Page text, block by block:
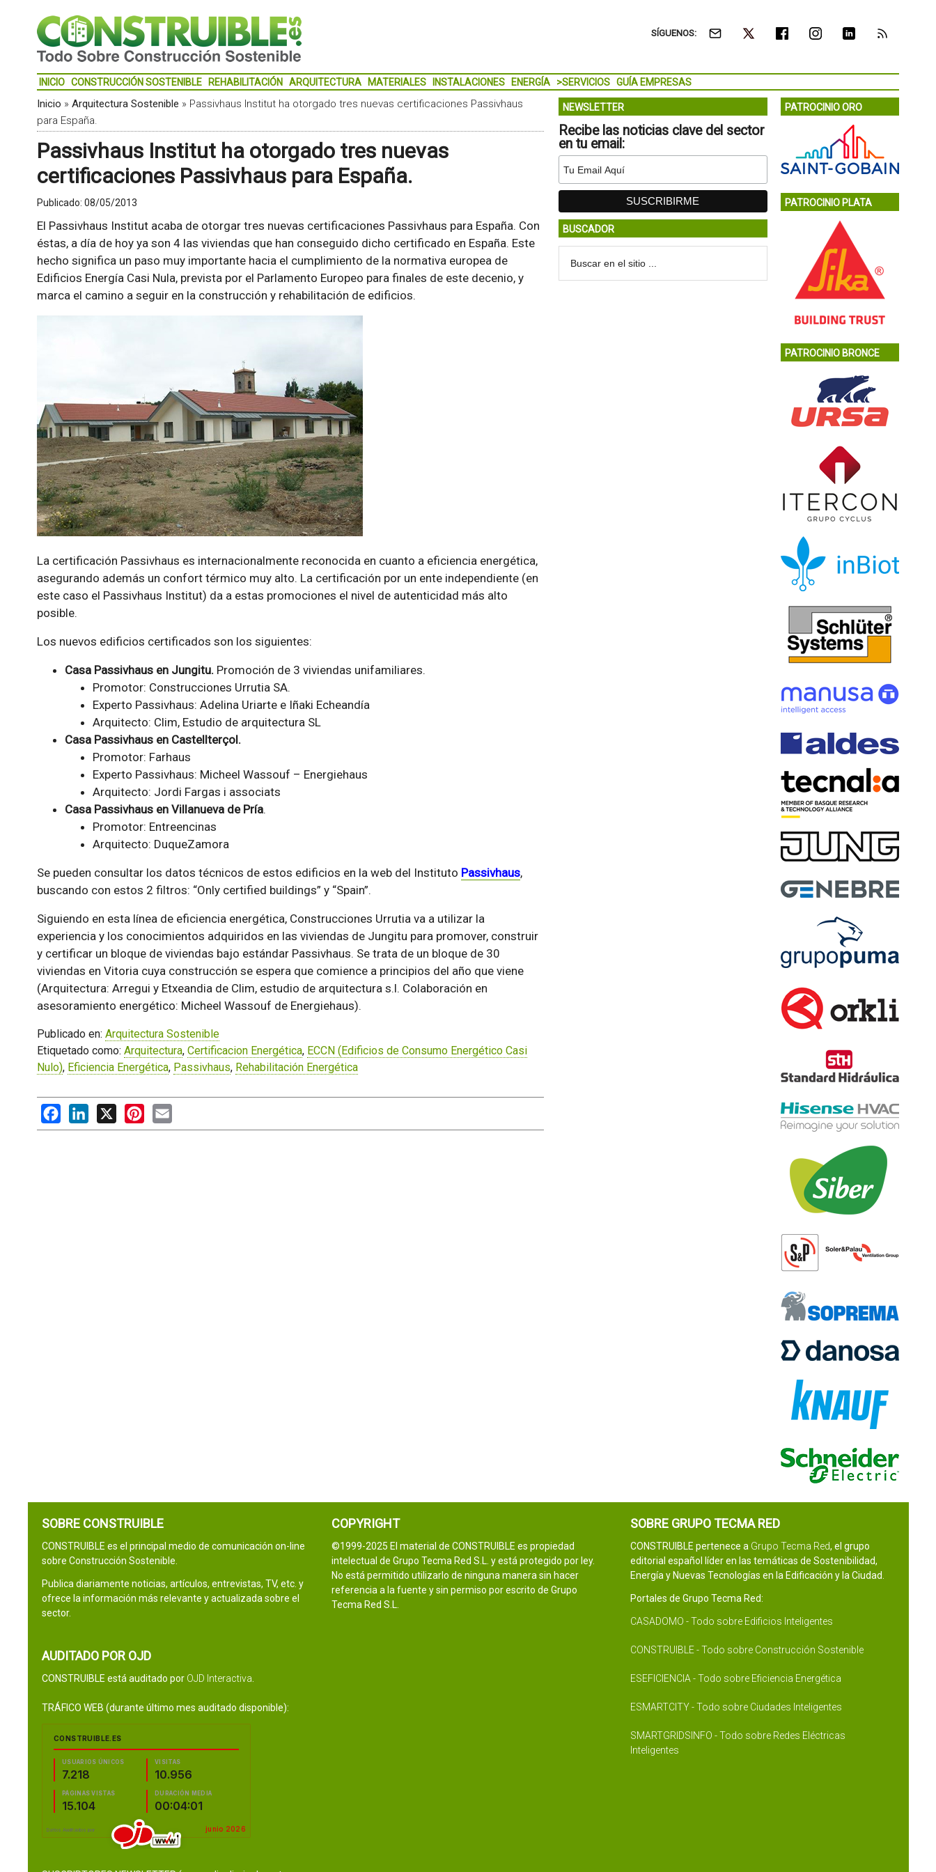
SÍGUENOS:
INICIO CONSTRUCCIÓN SOSTENIBLE REHABILITACIÓN ARQUITECTURA MATERIALES INSTALACIONES ENERGÍA >SERVICIOS GUÍA EMPRESAS
Inicio » Arquitectura Sostenible » Passivhaus Institut ha otorgado tres nuevas certificaciones Passivhaus
para España.
Passivhaus Institut ha otorgado tres nuevas
certificaciones Passivhaus para España.
Publicado: 08/05/2013
El Passivhaus Institut acaba de otorgar tres nuevas certificaciones Passivhaus para España. Con
éstas, a día de hoy ya son 4 las viviendas que han conseguido dicho certificado en España. Este
hecho significa un paso muy importante hacia el cumplimiento de la normativa europea de
Edificios Energía Casi Nula, prevista por el Parlamento Europeo para finales de este decenio, y
marca el camino a seguir en la construcción y rehabilitación de edificios.
La certificación Passivhaus es internacionalmente reconocida en cuanto a eficiencia energética,
asegurando además un confort térmico muy alto. La certificación por un ente independiente (en
este caso el Passivhaus Institut) da a estas promociones el nivel de autenticidad más alto
posible.
Los nuevos edificios certificados son los siguientes:
Casa Passivhaus en Jungitu. Promoción de 3 viviendas unifamiliares.
Promotor: Construcciones Urrutia SA.
Experto Passivhaus: Adelina Uriarte e Iñaki Echeandía
Arquitecto: Clim, Estudio de arquitectura SL
Casa Passivhaus en Castellterçol.
Promotor: Farhaus
Experto Passivhaus: Micheel Wassouf – Energiehaus
Arquitecto: Jordi Fargas i associats
Casa Passivhaus en Villanueva de Pría.
Promotor: Entreencinas
Arquitecto: DuqueZamora
Se pueden consultar los datos técnicos de estos edificios en la web del Instituto Passivhaus,
buscando con estos 2 filtros: “Only certified buildings” y “Spain”.
Siguiendo en esta línea de eficiencia energética, Construcciones Urrutia va a utilizar la
experiencia y los conocimientos adquiridos en las viviendas de Jungitu para promover, construir
y certificar un bloque de viviendas bajo estándar Passivhaus. Se trata de un bloque de 30
viviendas en Vitoria cuya construcción se espera que comience a principios del año que viene
(Arquitectura: Arregui y Etxeandia de Clim, estudio de arquitectura s.l. Colaboración en
asesoramiento energético: Micheel Wassouf de Energiehaus).
Publicado en: Arquitectura Sostenible
Etiquetado como: Arquitectura, Certificacion Energética, ECCN (Edificios de Consumo Energético Casi
Nulo), Eficiencia Energética, Passivhaus, Rehabilitación Energética
FacebookLinkedIn
X PinterestEmail
NEWSLETTER
Recibe las noticias clave del sector
en tu email:
BUSCADOR
PATROCINIO ORO
PATROCINIO PLATA
PATROCINIO BRONCE
SOBRE CONSTRUIBLE
CONSTRUIBLE es el principal medio de comunicación on-line
sobre Construcción Sostenible.
Publica diariamente noticias, artículos, entrevistas, TV, etc. y
ofrece la información más relevante y actualizada sobre el
sector.
AUDITADO POR OJD
CONSTRUIBLE está auditado por OJD Interactiva
TRÁFICO WEB (durante último mes auditado disponible):
COPYRIGHT
©1999-2025 El material de CONSTRUIBLE es propiedad
intelectual de Grupo Tecma Red S.L. y está protegido por ley.
No está permitido utilizarlo de ninguna manera sin hacer
referencia a la fuente y sin permiso por escrito de Grupo
Tecma Red S.L.
SOBRE GRUPO TECMA RED
CONSTRUIBLE pertenece a Grupo Tecma Red, el grupo
editorial español líder en las temáticas de Sostenibilidad,
Energía y Nuevas Tecnologías en la Edificación y la Ciudad.
Portales de Grupo Tecma Red:
CASADOMO - Todo sobre Edificios Inteligentes
CONSTRUIBLE - Todo sobre Construcción Sostenible
ESEFICIENCIA - Todo sobre Eficiencia Energética
ESMARTCITY - Todo sobre Ciudades Inteligentes
SMARTGRIDSINFO - Todo sobre Redes Eléctricas
Inteligentes